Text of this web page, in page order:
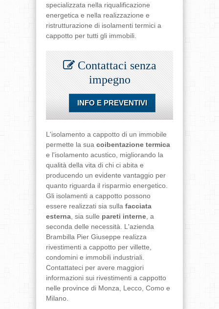
specializzata nella riqualificazione
energetica e nella realizzazione e
ristrutturazione di isolamenti termici a
cappotto per tutti gli immobili.
Contattaci senza
impegno
INFO E PREVENTIVI
L'isolamento a cappotto di un immobile
permette la sua coibentazione termica
e l'isolamento acustico, migliorando la
qualità della vita di chi ci abita e
producendo un evidente vantaggio per
quanto riguarda il risparmio energetico.
Gli isolamenti a cappotto possono
essere realizzati sia sulla facciata
esterna , sia sulle pareti interne , a
seconda delle necessità. L'azienda
Brambilla Pier Giuseppe realizza
rivestimenti a cappotto per villette,
condomini e immobili industriali.
Contattateci per avere maggiori
informazioni sui rivestimenti a cappotto
nelle province di Monza, Lecco, Como e
Milano.